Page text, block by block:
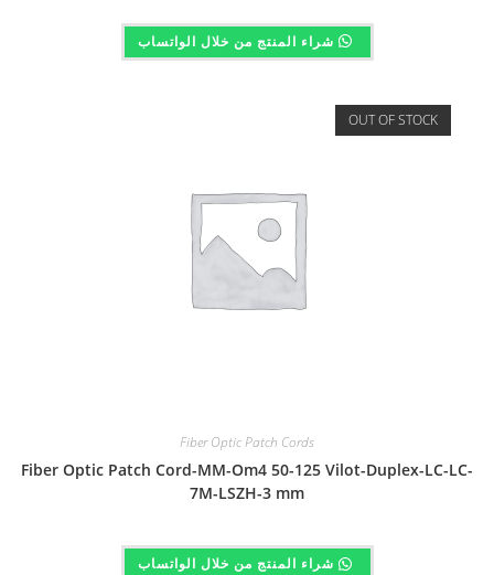
شراء المنتج من خلال الواتساب
OUT OF STOCK
Fiber Optic Patch Cords
Fiber Optic Patch Cord-MM-Om4 50-125 Vilot-Duplex-LC-LC-
7M-LSZH-3 mm
شراء المنتج من خلال الواتساب